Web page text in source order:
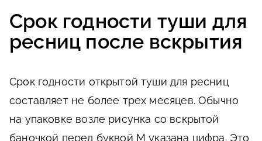
Срок годности туши для
ресниц после вскрытия
Срок годности открытой туши для ресниц
составляет не более трех месяцев. Обычно
на упаковке возле рисунка со вскрытой
баночкой перед буквой М указана цифра. Это